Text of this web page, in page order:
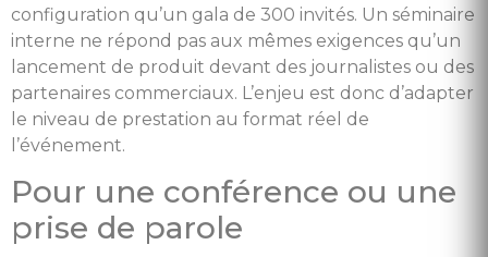
configuration qu’un gala de 300 invités. Un séminaire
interne ne répond pas aux mêmes exigences qu’un
lancement de produit devant des journalistes ou des
partenaires commerciaux. L’enjeu est donc d’adapter
le niveau de prestation au format réel de
l’événement.
Pour une conférence ou une
prise de parole